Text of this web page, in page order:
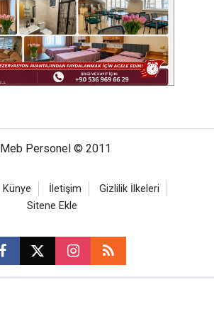
Meb Personel © 2011
Künye İletişim
Gizlilik İlkeleri
Sitene Ekle